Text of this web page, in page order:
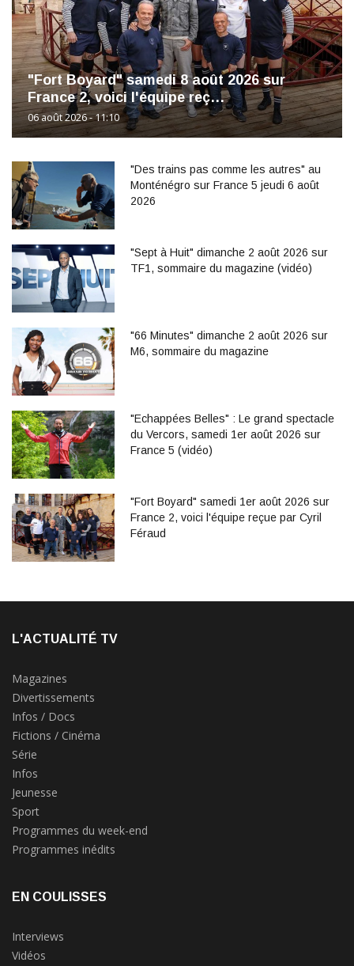
"Fort Boyard" samedi 8 août 2026 sur
France 2, voici l'équipe reç…
06 août 2026 - 11:10
"Des trains pas comme les autres" au
Monténégro sur France 5 jeudi 6 août
2026
"Sept à Huit" dimanche 2 août 2026 sur
TF1, sommaire du magazine (vidéo)
"66 Minutes" dimanche 2 août 2026 sur
M6, sommaire du magazine
"Echappées Belles" : Le grand spectacle
du Vercors, samedi 1er août 2026 sur
France 5 (vidéo)
"Fort Boyard" samedi 1er août 2026 sur
France 2, voici l'équipe reçue par Cyril
Féraud
L'ACTUALITÉ TV
Magazines
Divertissements
Infos / Docs
Fictions / Cinéma
Série
Infos
Jeunesse
Sport
Programmes du week-end
Programmes inédits
EN COULISSES
Interviews
Vidéos